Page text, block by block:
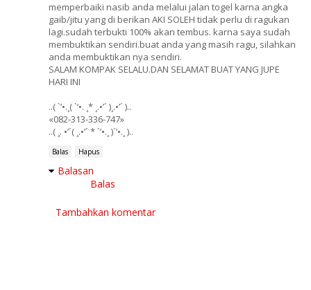
memperbaiki nasib anda melalui jalan togel karna angka
gaib/jitu yang di berikan AKI SOLEH tidak perlu di ragukan
lagi.sudah terbukti 100% akan tembus. karna saya sudah
membuktikan sendiri.buat anda yang masih ragu, silahkan
anda membuktikan nya sendiri.
SALAM KOMPAK SELALU.DAN SELAMAT BUAT YANG JUPE
HARI INI
..( `’•.¸( `‘•. ¸* ¸.•’´ )¸.•’´ )..
«082-313-336-747»
..( ¸. •’´( ¸.•’´ * `’•.¸ )`’•.¸ )..
Balas Hapus
Balasan
Balas
Tambahkan komentar